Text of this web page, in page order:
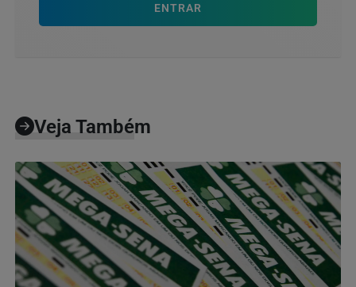
ENTRAR
Veja Também